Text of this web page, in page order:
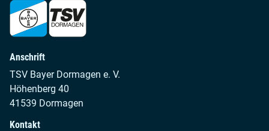
Anschrift
TSV Bayer Dormagen e. V.
Höhenberg 40
41539 Dormagen
Kontakt